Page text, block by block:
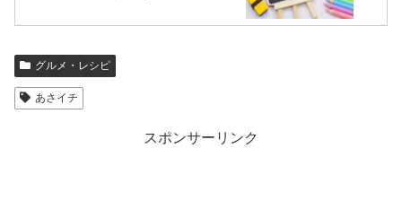
グルメ・レシピ
あさイチ
スポンサーリンク